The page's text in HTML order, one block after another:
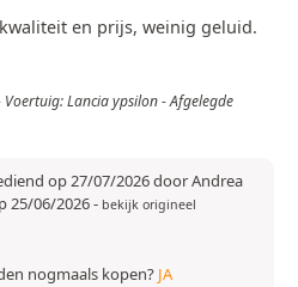
en prijs, weinig geluid.
Lancia ypsilon - Afgelegde
op 27/07/2026 door Andrea
25/06/2026- bekijk origineel
nogmaals kopen? JA